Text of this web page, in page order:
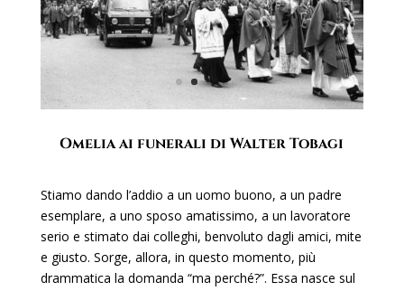
Omelia ai funerali di Walter Tobagi
Stiamo dando l’addio a un uomo buono, a un padre
esemplare, a uno sposo amatissimo, a un lavoratore
serio e stimato dai colleghi, benvoluto dagli amici, mite
e giusto. Sorge, allora, in questo momento, più
drammatica la domanda “ma perché?”. Essa nasce sul